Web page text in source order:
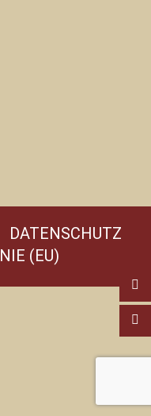
DATENSCHUTZ
(EU)